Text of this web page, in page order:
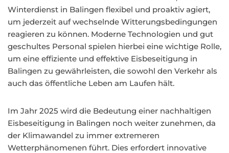
Winterdienst in Balingen flexibel und proaktiv agiert,
um jederzeit auf wechselnde Witterungsbedingungen
reagieren zu können. Moderne Technologien und gut
geschultes Personal spielen hierbei eine wichtige Rolle,
um eine effiziente und effektive Eisbeseitigung in
Balingen zu gewährleisten, die sowohl den Verkehr als
auch das öffentliche Leben am Laufen hält.
Im Jahr 2025 wird die Bedeutung einer nachhaltigen
Eisbeseitigung in Balingen noch weiter zunehmen, da
der Klimawandel zu immer extremeren
Wetterphänomenen führt. Dies erfordert innovative